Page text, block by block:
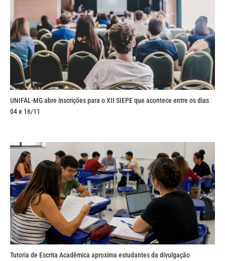
UNIFAL-MG abre inscrições para o XII SIEPE que acontece entre os dias
04 e 16/11
Tutoria de Escrita Acadêmica aproxima estudantes da divulgação